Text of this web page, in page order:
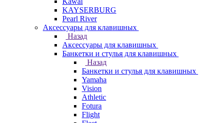
KAYSERBURG
Pearl River
Аксессуары для клавишных
Назад
Аксессуары для клавишных
Банкетки и стулья для клавишных
Назад
Банкетки и стулья для клавишных
Yamaha
Vision
Athletic
Fotura
Flight